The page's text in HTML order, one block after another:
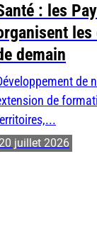
: les
les
demain
de
de
20 juillet 2026